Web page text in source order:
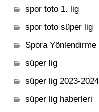
spor toto 1. lig
spor toto süper lig
Spora Yönlendirme
süper lig
süper lig 2023-2024
süper lig haberleri